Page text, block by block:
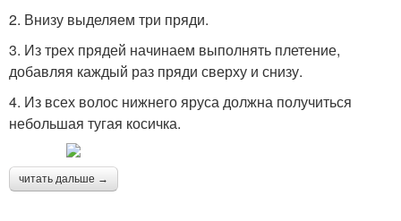
2. Внизу выделяем три пряди.
3. Из трех прядей начинаем выполнять плетение,
добавляя каждый раз пряди сверху и снизу.
4. Из всех волос нижнего яруса должна получиться
небольшая тугая косичка.
читать дальше →